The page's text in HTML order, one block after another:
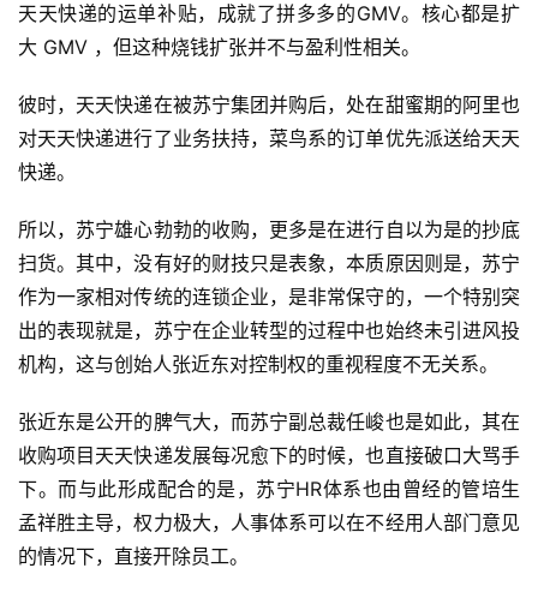
天天快递的运单补贴，成就了拼多多的GMV。核心都是扩
大 GMV ，但这种烧钱扩张并不与盈利性相关。
彼时，天天快递在被苏宁集团并购后，处在甜蜜期的阿里也
对天天快递进行了业务扶持，菜鸟系的订单优先派送给天天
快递。
所以，苏宁雄心勃勃的收购，更多是在进行自以为是的抄底
扫货。其中，没有好的财技只是表象，本质原因则是，苏宁
作为一家相对传统的连锁企业，是非常保守的，一个特别突
出的表现就是，苏宁在企业转型的过程中也始终未引进风投
机构，这与创始人张近东对控制权的重视程度不无关系。
张近东是公开的脾气大，而苏宁副总裁任峻也是如此，其在
收购项目天天快递发展每况愈下的时候，也直接破口大骂手
下。而与此形成配合的是，苏宁HR体系也由曾经的管培生
孟祥胜主导，权力极大，人事体系可以在不经用人部门意见
的情况下，直接开除员工。